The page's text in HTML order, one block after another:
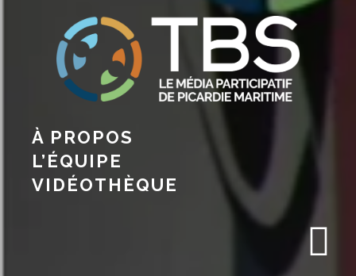
À PROPOS
L’ÉQUIPE
VIDÉOTHÈQUE